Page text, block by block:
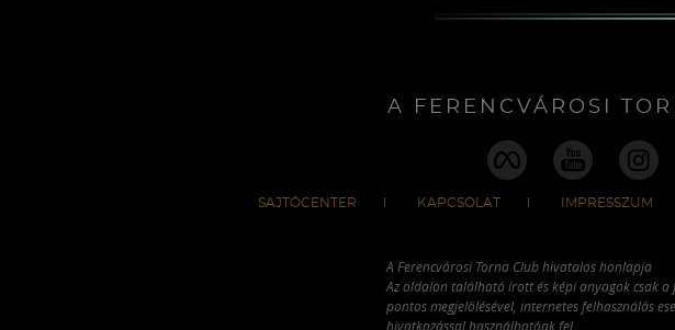
A FERENCVÁROSI
SAJTÓCENTER KAPCSOLAT IMPRESSZUM
A Ferencvárosi Torna Club hivatalos honlapja
Az oldalon található írott és képi anyagok csak a
pontos megjelölésével, internetes felhasználás
hivatkozással használhatóak fel.